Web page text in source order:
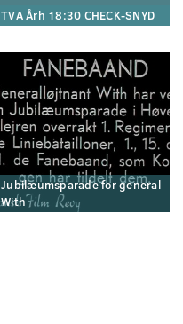
TVA Årh 18:30 CHECK-SNYD
Jubilæumsparade for general
With